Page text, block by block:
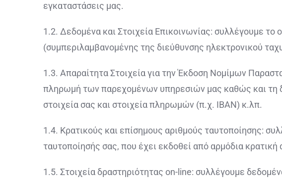
εγκαταστάσεις μας.
1.2. Δεδομένα και Στοιχεία Επικοινωνίας: συλλέγουμε
(συμπεριλαμβανομένης της διεύθυνσης ηλεκτρονικού
1.3. Απαραίτητα Στοιχεία για την Έκδοση Νομίμων
πληρωμή των παρεχομένων υπηρεσιών μας καθώς και τη
στοιχεία σας και στοιχεία πληρωμών (π.χ. ΙΒΑΝ) κ.λπ.
1.4. Κρατικούς και επίσημους αριθμούς ταυτοποίησης:
ταυτοποίησής σας, που έχει εκδοθεί από αρμόδια κρατική
1.5. Στοιχεία δραστηριότητας on-line: συλλέγουμε